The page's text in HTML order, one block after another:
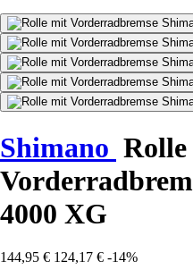
Shimano
4000 XG
144,95 € 124,17 € -14%